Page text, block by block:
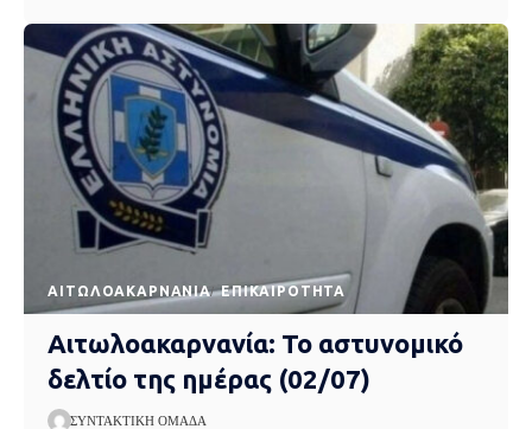
AΙΤΩΛΟΑΚΑΡΝΑΝΊΑ EΠΙΚΑΙΡΌΤΗΤΑ
Αιτωλοακαρνανία: Το αστυνομικό
δελτίο της ημέρας (02/07)
ΣΥΝΤΑΚΤΙΚΉ ΟΜΆΔΑ